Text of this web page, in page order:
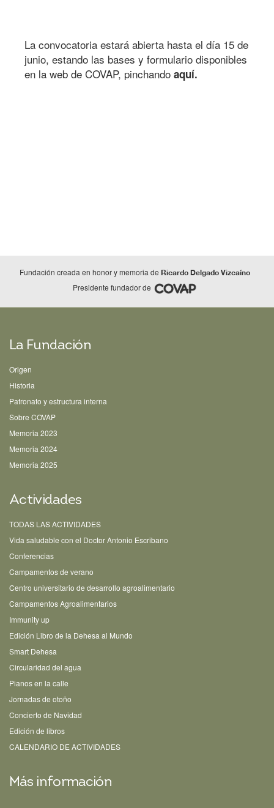
La convocatoria estará abierta hasta el día 15 de
junio, estando las bases y formulario disponibles
en la web de COVAP, pinchando aquí.
Fundación creada en honor y memoria deRicardo Delgado Vizcaíno
Presidente fundador de
La Fundación
Origen
Historia
Patronato y estructura interna
Sobre COVAP
Memoria 2023
Memoria 2024
Memoria 2025
Actividades
TODAS LAS ACTIVIDADES
Vida saludable con el Doctor Antonio Escribano
Conferencias
Campamentos de verano
Centro universitario de desarrollo agroalimentario
Campamentos Agroalimentarios
Immunity up
Edición Libro de la Dehesa al Mundo
Smart Dehesa
Circularidad del agua
Pianos en la calle
Jornadas de otoño
Concierto de Navidad
Edición de libros
CALENDARIO DE ACTIVIDADES
Más información